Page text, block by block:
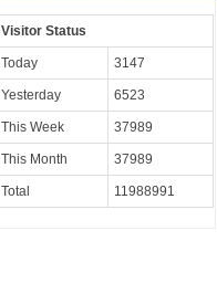
Visitor Status
Today 3147
Yesterday 6523
This Week 37989
This Month 37989
Total 11988991